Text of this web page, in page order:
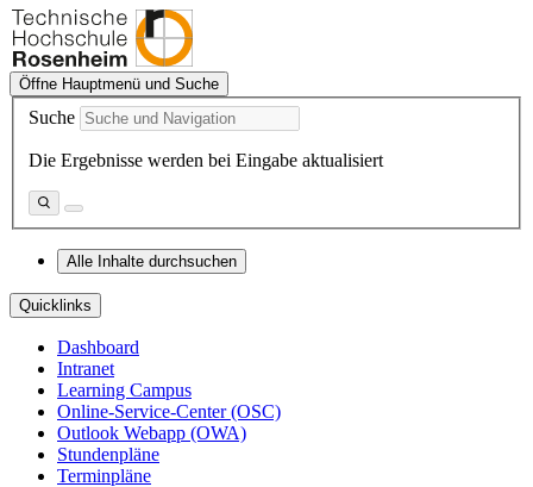
Öffne Hauptmenü und Suche
Suche
Die Ergebnisse werden bei Eingabe aktualisiert
Alle Inhalte durchsuchen
Quicklinks
Dashboard
Intranet
Learning Campus
Online-Service-Center (OSC)
Outlook Webapp (OWA)
Stundenpläne
Terminpläne